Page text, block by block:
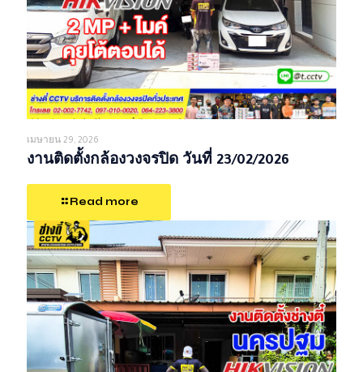
เมษายน 29, 2026
งานติดตั้งกล้องวงจรปิด วันที่ 23/02/2026
Read more